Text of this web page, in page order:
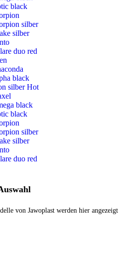
black
silber
silber
duo red
black
silberHot
black
black
silber
silber
duo red
von Jawoplast werden hier angezeigt